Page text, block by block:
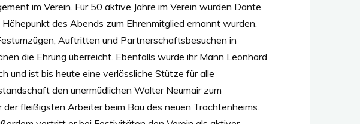
im Verein. Für 50 aktive Jahre im Verein wurden Dante
des Abends zum Ehrenmitglied ernannt wurden.
Auftritten und Partnerschaftsbesuchen in
die Ehrung überreicht. Ebenfalls wurde ihr Mann Leonhard
und ist bis heute eine verlässliche Stütze für alle
den unermüdlichen Walter Neumair zum
fleißigsten Arbeiter beim Bau des neuen Trachtenheims.